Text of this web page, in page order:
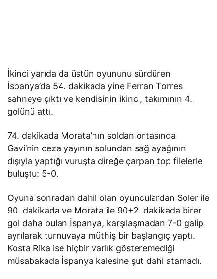
İkinci yarıda da üstün oyununu sürdüren
İspanya’da 54. dakikada yine Ferran Torres
sahneye çıktı ve kendisinin ikinci, takımının 4.
golünü attı.
74. dakikada Morata’nın soldan ortasında
Gavi’nin ceza yayının solundan sağ ayağının
dışıyla yaptığı vuruşta direğe çarpan top filelerle
buluştu: 5-0.
Oyuna sonradan dahil olan oyunculardan Soler ile
90. dakikada ve Morata ile 90+2. dakikada birer
gol daha bulan İspanya, karşılaşmadan 7-0 galip
ayrılarak turnuvaya müthiş bir başlangıç yaptı.
Kosta Rika ise hiçbir varlık gösteremediği
müsabakada İspanya kalesine şut dahi atamadı.